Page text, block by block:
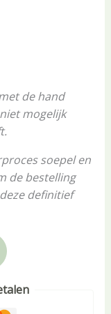
de hand
mogelijk
soepel en
de bestelling
definitief